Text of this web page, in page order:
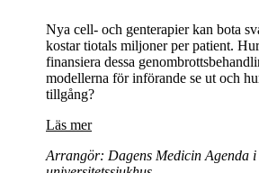
Nya cell- och genterapier kan bota
kostar tiotals miljoner per patient.
finansiera dessa
modellerna för införande se ut och
tillgång?
Läs mer
Arrangör: Dagens Medicin Agenda i